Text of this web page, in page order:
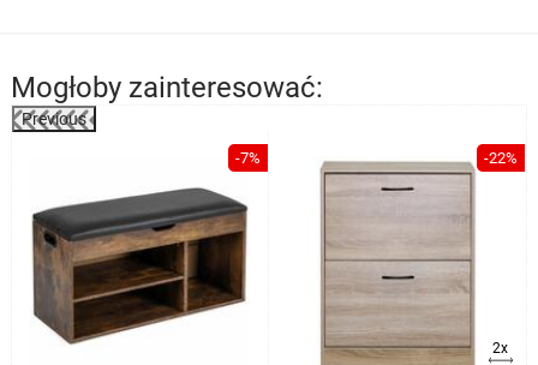
Mogłoby zainteresować:
Previous
-7% -22%
2x